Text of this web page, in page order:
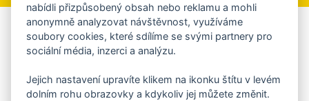
Aplikace Mobilní rozhlas
Chcete dostávat do svého mobilu či mailu upozornění na
ankety, pozvánky na kulturní a sportovní akce?
nabídli přizpůsobený obsah nebo reklamu a mohli
anonymně analyzovat návštěvnost, využíváme
soubory cookies, které sdílíme se svými partnery pro
sociální média, inzerci a analýzu.
Jejich nastavení upravíte klikem na ikonku štítu v levém
dolním rohu obrazovky a kdykoliv jej můžete změnit.